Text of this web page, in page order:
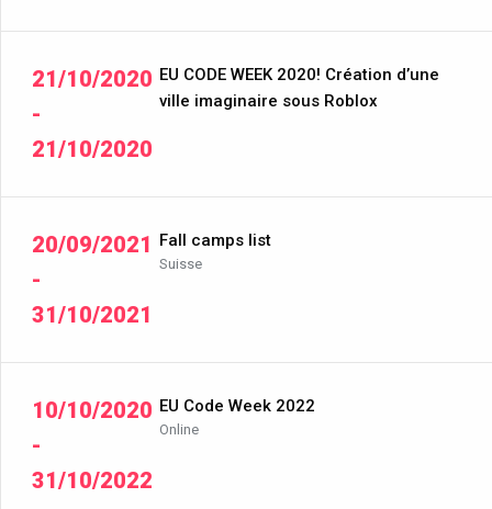
21/10/2020
-
21/10/2020
EU CODE WEEK 2020! Création d’une
ville imaginaire sous Roblox
20/09/2021
-
31/10/2021
Fall camps list
Suisse
10/10/2020
-
31/10/2022
EU Code Week 2022
Online